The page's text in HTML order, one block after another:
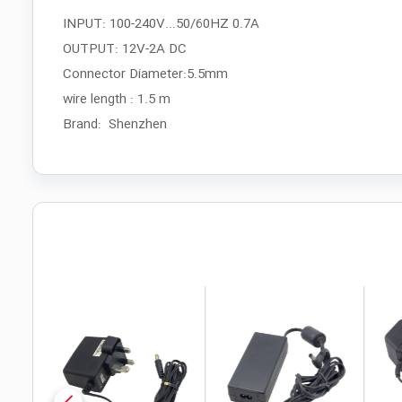
INPUT: 100-240V...50/60HZ 0.7A
OUTPUT: 12V-2A DC
Connector Diameter:5.5mm
wire length : 1.5 m
Brand: Shenzhen